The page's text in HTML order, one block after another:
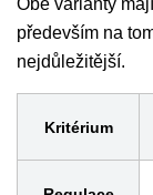
především na
nejdůležitější.
Kritérium